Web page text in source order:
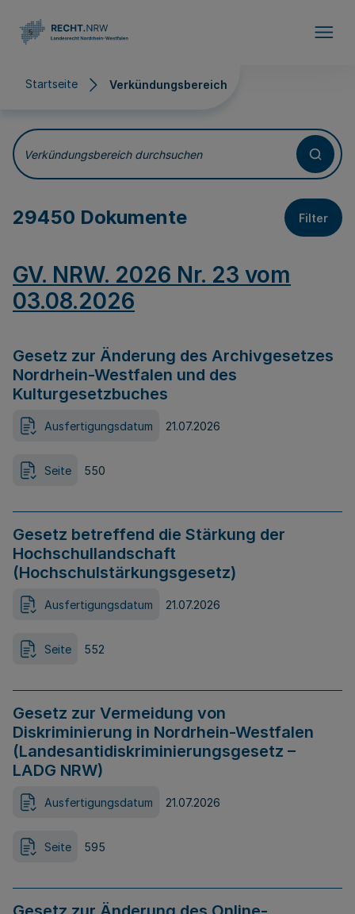
Startseite Verkündungsbereich
Verkündungsbereich
Verkündungsbereich durchsuchen
29450 Dokumente Filter
GV. NRW. 2026 Nr. 23 vom
03.08.2026
Gesetz zur Änderung des Archivgesetzes
Nordrhein-Westfalen und des
Kulturgesetzbuches
Ausfertigungsdatum 21.07.2026
Seite 550
Gesetz betreffend die Stärkung der
Hochschullandschaft
(Hochschulstärkungsgesetz)
Ausfertigungsdatum 21.07.2026
Seite 552
Gesetz zur Vermeidung von
Diskriminierung in Nordrhein-Westfalen
(Landesantidiskriminierungsgesetz –
LADG NRW)
Ausfertigungsdatum 21.07.2026
Seite 595